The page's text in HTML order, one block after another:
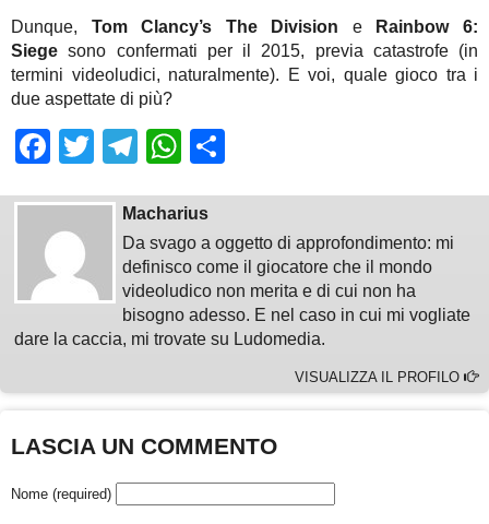
Dunque, Tom Clancy’s The Division e
Rainbow 6:
Siegesono confermati per il 2015, previa catastrofe (in
termini videoludici, naturalmente). E voi, quale gioco tra i
due aspettate di più?
Facebook
TwitterTelegram
WhatsApp
Macharius
Da svago a oggetto di approfondimento: mi
definisco come il giocatore che il mondo
videoludico non merita e di cui non ha
bisogno adesso. E nel caso in cui mi vogliate
dare la caccia, mi trovate su Ludomedia.
VISUALIZZA IL PROFILO
LASCIA UN COMMENTO
Nome (required)